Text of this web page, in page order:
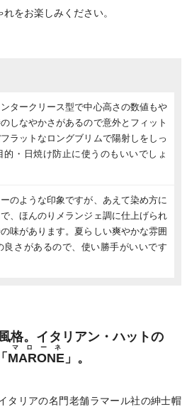
をお楽しみください。
タークリース型で中心高さの数値もや
しなやかさがあるので意外とフィット
ラットなロングブリムで陽射しをしっ
・日焼け防止に使うのもいいでしょ
のような印象ですが、あえて染め方に
、ほんのりメランジェ調に仕上げられ
味があります。夏らしい爽やかな雰囲
さがあるので、使い勝手がいいです
格。イタリアン・ハットの
MARONE
マローネ
」。
タリアの名門老舗ラマール社の紳士帽